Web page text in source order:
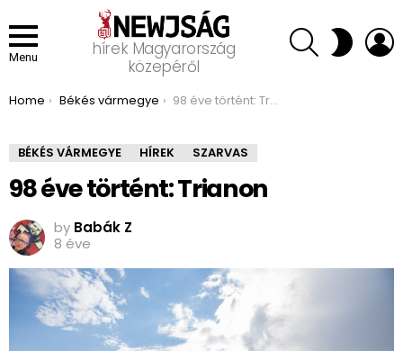
Menu
hírek Magyarország
közepéről
SEARCH SWITCH
SKIN
You are here:
Home Békés vármegye 98 éve történt: Trianon
BÉKÉS VÁRMEGYE HÍREK SZARVAS
98 éve történt: Trianon
by Babák Z
8 éve